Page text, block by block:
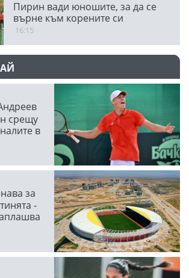
Пирин вади юношите, за да се
върне към корените си
16:15
срещу
в
за
-